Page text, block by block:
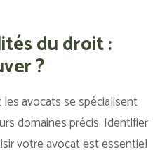
du droit :
?
avocats se spécialisent
domaines précis. Identifier
votre avocat est essentiel